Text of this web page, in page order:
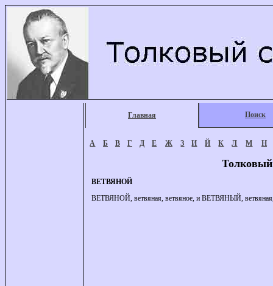
Главная Поиск
А Б В Г Д Е Ж З И Й К Л М Н
ВЕТВЯНОЙ
ВЕТВЯНОЙ, ветвяная, ветвяное, и ВЕТВЯНЫЙ, ветвяная,